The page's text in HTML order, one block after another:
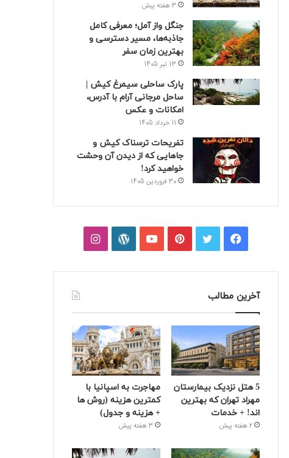
3 هفته پیش
جنگل واز آمل؛ معرفی کامل
جاذبه‌ها، مسیر دسترسی و
بهترین زمان سفر
13 تیر 1405
پارک ساحلی سیمرغ کیش |
ساحل مرجانی آرام با آدرس،
امکانات و عکس
11 خرداد 1405
تفریحات ترسناک کیش و
جاهایی که از دیدن آن وحشت
خواهید کرد!
30 فروردین 1405
فیسبوکتوییترپینتریستیوتیوبوردپرساینستاگرام
آخرین مطالب
5 هتل نزدیک بیمارستان
مهراد تهران که بهترین‌
اند! + خدمات
2 هفته پیش
مهاجرت به اسپانیا با
کمترین هزینه (روش ها
+ هزینه و جدول)
3 هفته پیش